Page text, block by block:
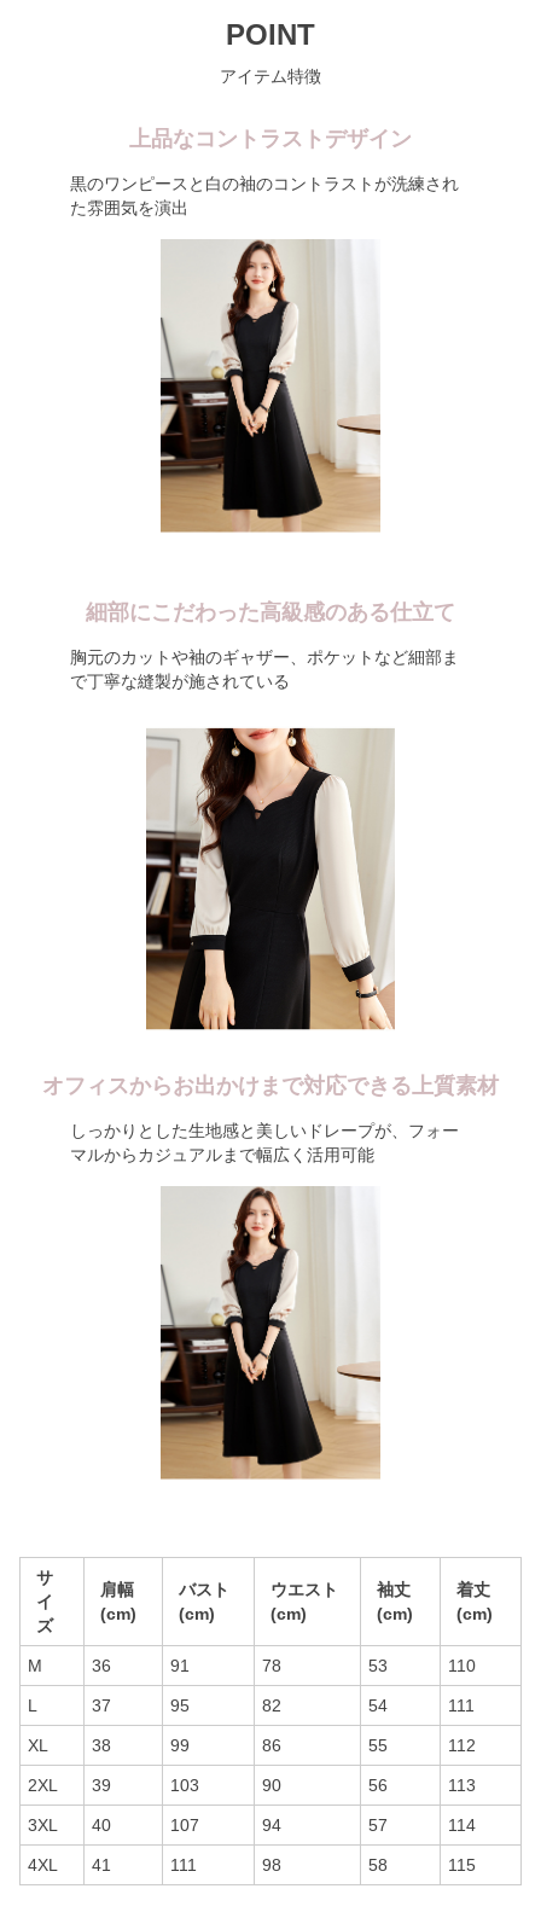
POINT
アイテム特徴
上品なコントラストデザイン
黒のワンピースと白の袖のコントラストが洗練され
た雰囲気を演出
細部にこだわった高級感のある仕立て
胸元のカットや袖のギャザー、ポケットなど細部ま
で丁寧な縫製が施されている
オフィスからお出かけまで対応できる上質素材
しっかりとした生地感と美しいドレープが、フォー
マルからカジュアルまで幅広く活用可能
サ
イ
ズ
肩幅
(cm)
バスト
(cm)
ウエスト
(cm)
袖丈
(cm)
着丈
(cm)
M 36 91 78 53 110
L 37 95 82 54 111
XL 38 99 86 55 112
2XL 39 103 90 56 113
3XL 40 107 94 57 114
4XL 41 111 98 58 115